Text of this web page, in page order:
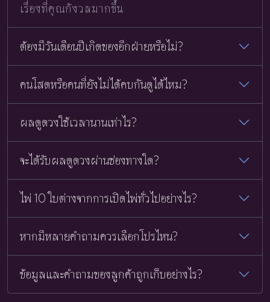
เรื่องที่คุณกังวลมากขึ้น
ต้องมีวันเดือนปีเกิดของอีกฝ่ายหรือไม่?
คนโสดหรือคนที่ยังไม่ได้คบกันดูได้ไหม?
ผลดูดวงใช้เวลานานเท่าไร?
จะได้รับผลดูดวงผ่านช่องทางใด?
ไพ่ 10 ใบต่างจากการเปิดไพ่ทั่วไปอย่างไร?
หากมีหลายคำถามควรเลือกโปรไหน?
ข้อมูลและคำถามของลูกค้าถูกเก็บอย่างไร?